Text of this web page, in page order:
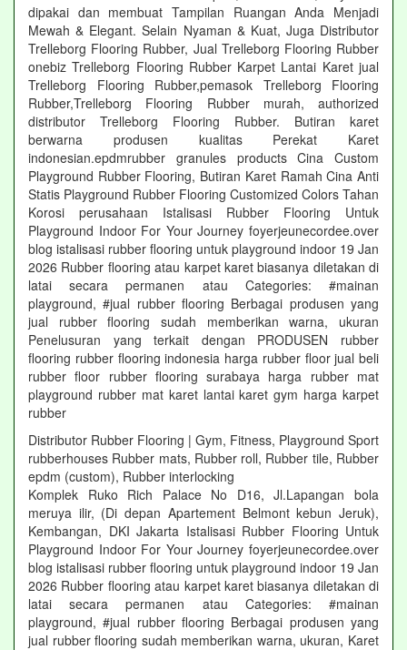
dipakai dan membuat Tampilan Ruangan Anda Menjadi
Mewah & Elegant. Selain Nyaman & Kuat, Juga Distributor
Trelleborg Flooring Rubber, Jual Trelleborg Flooring Rubber
onebiz Trelleborg Flooring Rubber Karpet Lantai Karet jual
Trelleborg Flooring Rubber,pemasok Trelleborg Flooring
Rubber,Trelleborg Flooring Rubber murah, authorized
distributor Trelleborg Flooring Rubber. Butiran karet
berwarna produsen kualitas Perekat Karet
indonesian.epdmrubber granules products Cina Custom
Playground Rubber Flooring, Butiran Karet Ramah Cina Anti
Statis Playground Rubber Flooring Customized Colors Tahan
Korosi perusahaan Istalisasi Rubber Flooring Untuk
Playground Indoor For Your Journey foyerjeunecordee.over
blog istalisasi rubber flooring untuk playground indoor 19 Jan
2026 Rubber flooring atau karpet karet biasanya diletakan di
latai secara permanen atau Categories: #mainan
playground, #jual rubber flooring Berbagai produsen yang
jual rubber flooring sudah memberikan warna, ukuran
Penelusuran yang terkait dengan PRODUSEN rubber
flooring rubber flooring indonesia harga rubber floor jual beli
rubber floor rubber flooring surabaya harga rubber mat
playground rubber mat karet lantai karet gym harga karpet
rubber
Distributor Rubber Flooring | Gym, Fitness, Playground Sport
rubberhouses Rubber mats, Rubber roll, Rubber tile, Rubber
epdm (custom), Rubber interlocking
Komplek Ruko Rich Palace No D16, Jl.Lapangan bola
meruya ilir, (Di depan Apartement Belmont kebun Jeruk),
Kembangan, DKI Jakarta Istalisasi Rubber Flooring Untuk
Playground Indoor For Your Journey foyerjeunecordee.over
blog istalisasi rubber flooring untuk playground indoor 19 Jan
2026 Rubber flooring atau karpet karet biasanya diletakan di
latai secara permanen atau Categories: #mainan
playground, #jual rubber flooring Berbagai produsen yang
jual rubber flooring sudah memberikan warna, ukuran, Karet